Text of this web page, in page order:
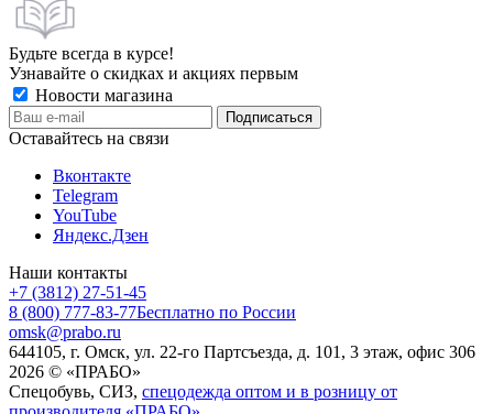
Будьте всегда в курсе!
Узнавайте о скидках и акциях первым
Новости магазина
Оставайтесь на связи
Вконтакте
Telegram
YouTube
Яндекс.Дзен
Наши контакты
+7 (3812) 27-51-45
8 (800) 777-83-77Бесплатно по России
omsk@prabo.ru
644105, г. Омск, ул. 22-го Партсъезда, д. 101, 3 этаж, офис 306
2026 © «ПРАБО»
Спецобувь, СИЗ, спецодежда оптом и в розницу от